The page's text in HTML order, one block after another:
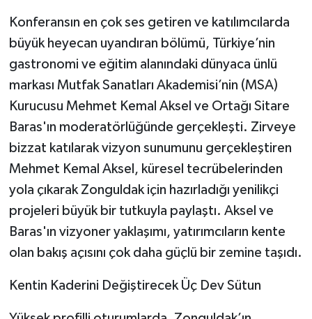
​Konferansın en çok ses getiren ve katılımcılarda
büyük heyecan uyandıran bölümü, Türkiye’nin
gastronomi ve eğitim alanındaki dünyaca ünlü
markası Mutfak Sanatları Akademisi’nin (MSA)
Kurucusu Mehmet Kemal Aksel ve Ortağı Sitare
Baras'ın moderatörlüğünde gerçekleşti. Zirveye
bizzat katılarak vizyon sunumunu gerçekleştiren
Mehmet Kemal Aksel, küresel tecrübelerinden
yola çıkarak Zonguldak için hazırladığı yenilikçi
projeleri büyük bir tutkuyla paylaştı. Aksel ve
Baras'ın vizyoner yaklaşımı, yatırımcıların kente
olan bakış açısını çok daha güçlü bir zemine taşıdı.
​Kentin Kaderini Değiştirecek Üç Dev Sütun